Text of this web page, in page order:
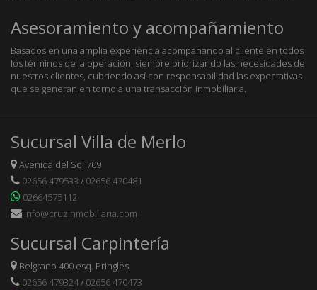
Asesoramiento y acompañamiento
Basados en una amplia experiencia acompañando al cliente en todos
los términos de la operación, siempre priorizando las necesidades de
nuestros clientes, cubriendo así con responsabilidad las expectativas
que se generan en torno a una transacción inmobiliaria.
Sucursal Villa de Merlo
Avenida del Sol 709
02656 479533 / 02656 470481
02664575112
info@cruzinmobiliaria.com
Sucursal Carpintería
Belgrano 400 esq. Pringles
02656 479324/ 02656 470473